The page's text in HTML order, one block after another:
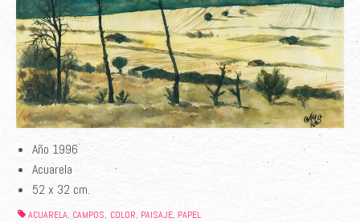
Año 1996
Acuarela
52 x 32 cm.
ACUARELA, CAMPOS, COLOR, PAISAJE, PAPEL